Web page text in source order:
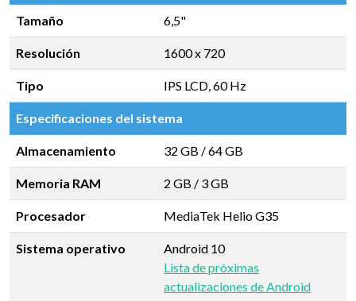
Tamaño 6,5"
Resolución 1600 x 720
Tipo IPS LCD, 60 Hz
Especificaciones del sistema
Almacenamiento 32 GB /64 GB
Memoria RAM 2 GB / 3 GB
Procesador MediaTek Helio G35
Sistema operativo
Android 10
Lista de próximas
actualizaciones de Android